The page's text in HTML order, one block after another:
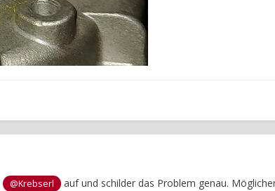
@Krebserl
auf und schilder das Problem genau.